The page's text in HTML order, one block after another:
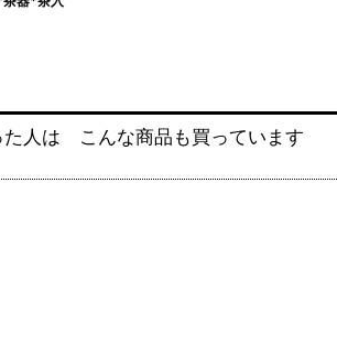
人は こんな商品も買っています